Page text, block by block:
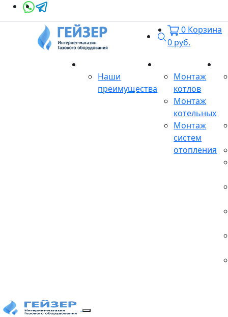
Поиск
0 Корзина
0 руб.
Наши
преимущества
Монтаж
котлов
Монтаж
котельных
Монтаж
систем
отопления